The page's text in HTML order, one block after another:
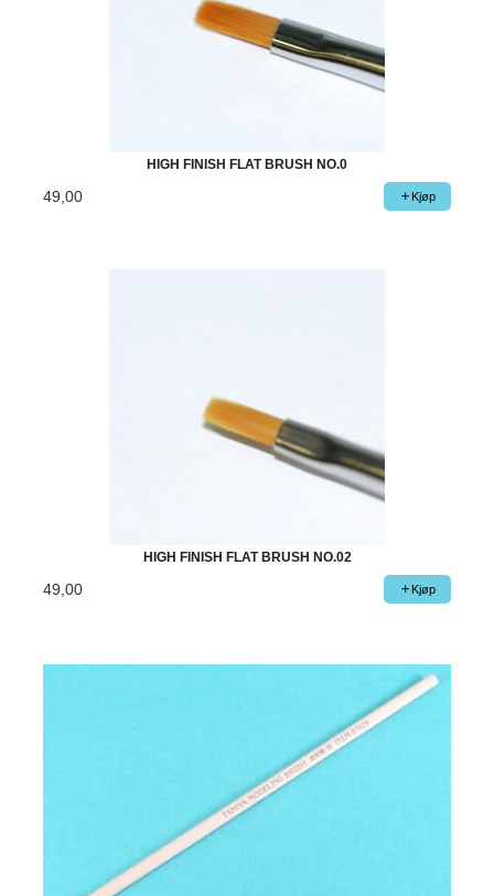
HIGH FINISH FLAT BRUSH NO.0
49,00 Kjøp
HIGH FINISH FLAT BRUSH NO.02
49,00 Kjøp